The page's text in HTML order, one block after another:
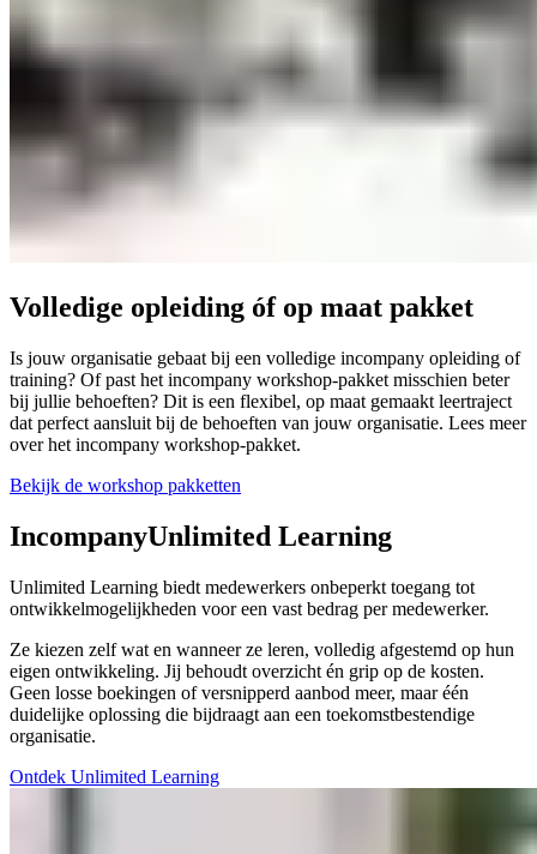
Volledige opleiding óf op maat pakket
Is jouw organisatie gebaat bij een volledige incompany opleiding of
training? Of past het incompany workshop-pakket misschien beter
bij jullie behoeften? Dit is een flexibel, op maat gemaakt leertraject
dat perfect aansluit bij de behoeften van jouw organisatie. Lees meer
over het incompany workshop-pakket.
Bekijk de workshop pakketten
IncompanyUnlimited Learning
Unlimited Learning biedt medewerkers onbeperkt toegang tot
ontwikkelmogelijkheden voor een vast bedrag per medewerker.
Ze kiezen zelf wat en wanneer ze leren, volledig afgestemd op hun
eigen ontwikkeling. Jij behoudt overzicht én grip op de kosten.
Geen losse boekingen of versnipperd aanbod meer, maar één
duidelijke oplossing die bijdraagt aan een toekomstbestendige
organisatie.
Ontdek Unlimited Learning